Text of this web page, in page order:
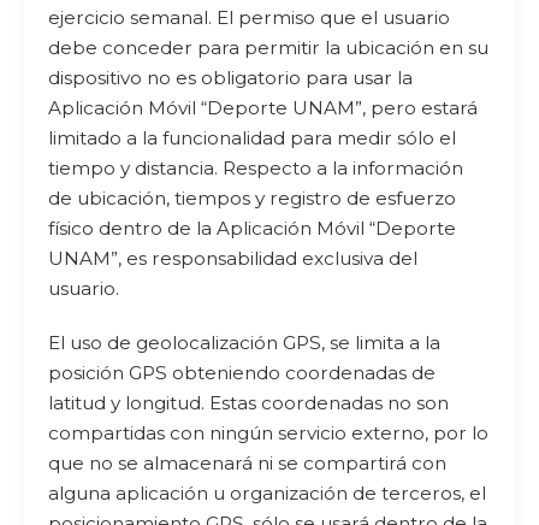
ejercicio semanal. El permiso que el usuario
debe conceder para permitir la ubicación en su
dispositivo no es obligatorio para usar la
Aplicación Móvil “Deporte UNAM”, pero estará
limitado a la funcionalidad para medir sólo el
tiempo y distancia. Respecto a la información
de ubicación, tiempos y registro de esfuerzo
físico dentro de la Aplicación Móvil “Deporte
UNAM”, es responsabilidad exclusiva del
usuario.
El uso de geolocalización GPS, se limita a la
posición GPS obteniendo coordenadas de
latitud y longitud. Estas coordenadas no son
compartidas con ningún servicio externo, por lo
que no se almacenará ni se compartirá con
alguna aplicación u organización de terceros, el